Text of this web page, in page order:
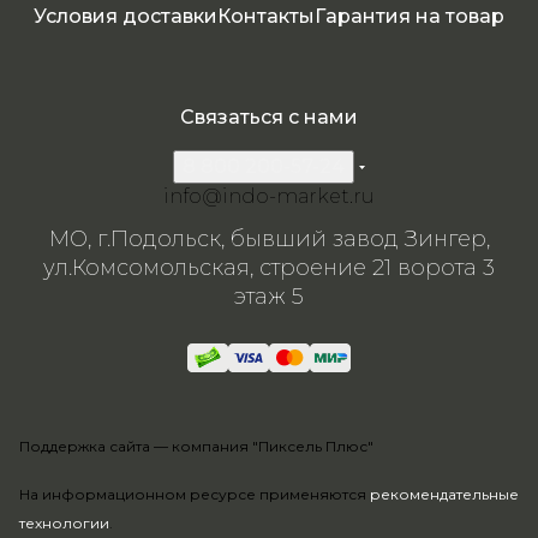
Условия доставки Контакты Гарантия на товар
На информационном ресурсе применяются рекомендательные
технологии.
Связаться с нами
info@indo-market.ru
МО, г.Подольск, бывший завод Зингер,
ул.Комсомольская, строение 21 ворота 3
этаж 5
Поддержка сайта — компания "Пиксель Плюс"